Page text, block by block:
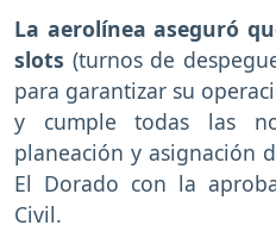
La aerolínea aseguró
slots (turnos de
para garantizar su
y cumple todas las
planeación y asignación
El Dorado con la
Civil.